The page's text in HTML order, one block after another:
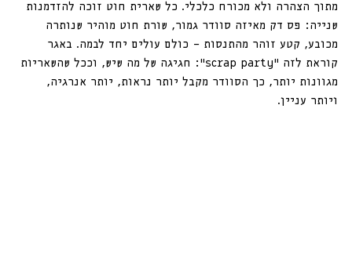
מתוך הצהרה ולא מכורח כלכלי. כל שארית חוט זוכה להזדמנות
שנייה: פס דק מאיזה סוודר גמור, שורת חוט מוהיר שנותרה
מכובע, קטע זוהר מהתנסות — כולם עולים יחד לבמה. באגר
קוראת לזה “scrap party”: חגיגה של מה שיש, וככל שהשאריות
מגוונות יותר, כך הסוודר מקבל יותר נראות, יותר אנרגיה,
ויותר עניין.